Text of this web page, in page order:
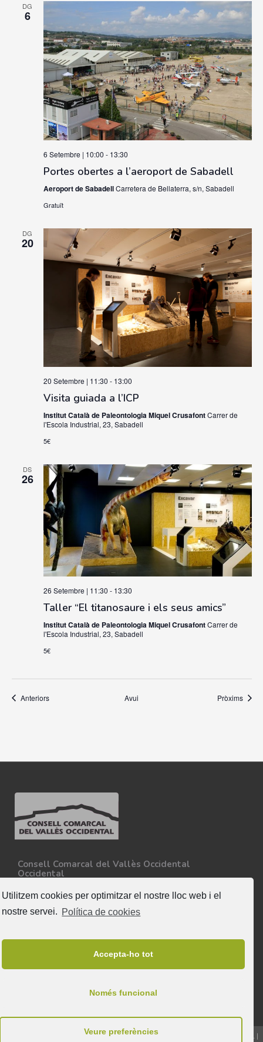
Utilitzem cookies per optimitzar el nostre lloc web i el
nostre servei. Política de cookies
Accepta-ho tot
Només funcional
Veure preferències
DG
6
6 Setembre | 10:00 - 13:30
Portes obertes a l’aeroport de Sabadell
Aeroport de SabadellCarretera de Bellaterra, s/n, Sabadell
Gratuït
DG
20
20 Setembre | 11:30 - 13:00
Visita guiada a l’ICP
Institut Català de Paleontologia Miquel CrusafontCarrer de
l'Escola Industrial, 23, Sabadell
5€
DS
26
26 Setembre | 11:30 - 13:30
Taller “El titanosaure i els seus amics”
Institut Català de Paleontologia Miquel CrusafontCarrer de
l'Escola Industrial, 23, Sabadell
5€
AnteriorsEsdeveniments Avui Pròxims
Consell Comarcal del Vallès Occidental
Occidental
08227 - Terrassa
Tel. 93 727 35 34
© 2026 & Tots els drets reservats a Consell Comarcal del Vallès Occidental |